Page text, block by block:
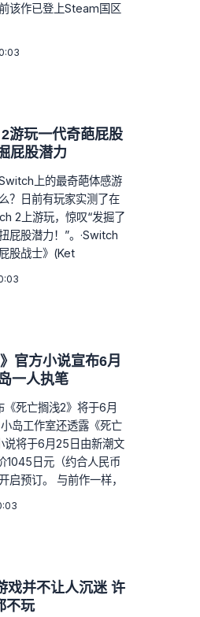
该作已登上Steam国区
游玩一代奇葩屁股
屁股潜力
上的最奇葩体感游
？日前有玩家实测了在
2上游玩，惊叹“发掘了
屁股潜力！”。·Switch
股战士》(Ket
官方小说宣布6月
一人执笔
《死亡搁浅2》将于6月
岛工作室还透露《死亡
说将于6月25日由新潮文
1045日元（约合人民币
启预订。 与前作一样，
戏并不让人沉迷 许
不玩